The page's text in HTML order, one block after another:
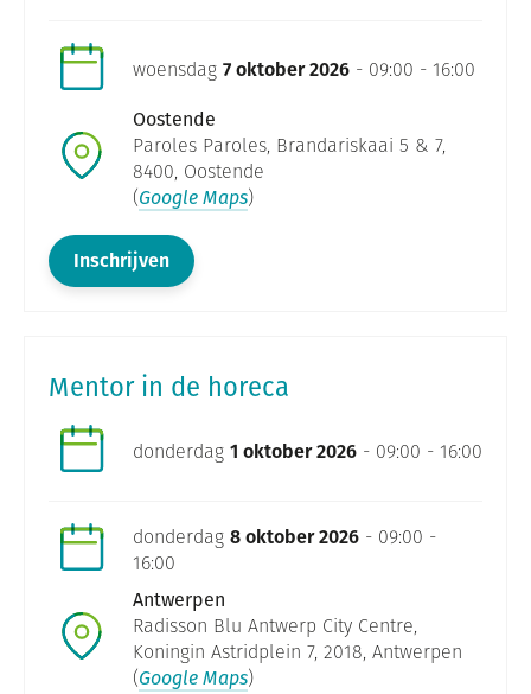
woensdag 7 oktober 2026 - 09:00 - 16:00
Oostende
Paroles Paroles, Brandariskaai 5 & 7,
8400, Oostende
(Google Maps)
Inschrijven
Mentor in de horeca
donderdag 1 oktober 2026 - 09:00 - 16:00
donderdag 8 oktober 2026 - 09:00 -
16:00
Antwerpen
Radisson Blu Antwerp City Centre,
Koningin Astridplein 7, 2018, Antwerpen
(Google Maps)